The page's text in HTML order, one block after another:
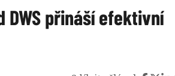
DWS přináší efektivní